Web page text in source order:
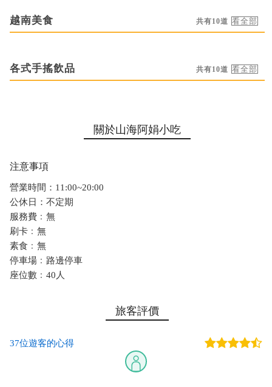
越南美食 共有10道
各式手搖飲品 共有10道
關於山海阿娟小吃
注意事項
營業時間：11:00~20:00
公休日：不定期
服務費﹕無
刷卡﹕無
素食﹕無
停車場﹕路邊停車
座位數﹕40人
旅客評價
37位遊客的心得